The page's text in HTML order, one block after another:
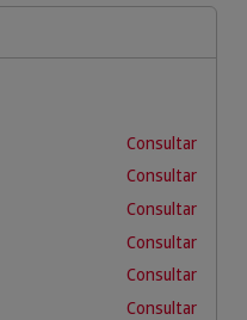
Consultar
Consultar
Consultar
Consultar
Consultar
Consultar